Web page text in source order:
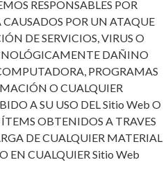
RESPONSABLES POR
POR UN ATAQUE
DE SERVICIOS, VIRUS O
DAÑINO
PROGRAMAS
O CUALQUIER
A SU USO DEL Sitio Web O
OBTENIDOS A TRAVES
DE CUALQUIER MATERIAL
EN CUALQUIER Sitio Web